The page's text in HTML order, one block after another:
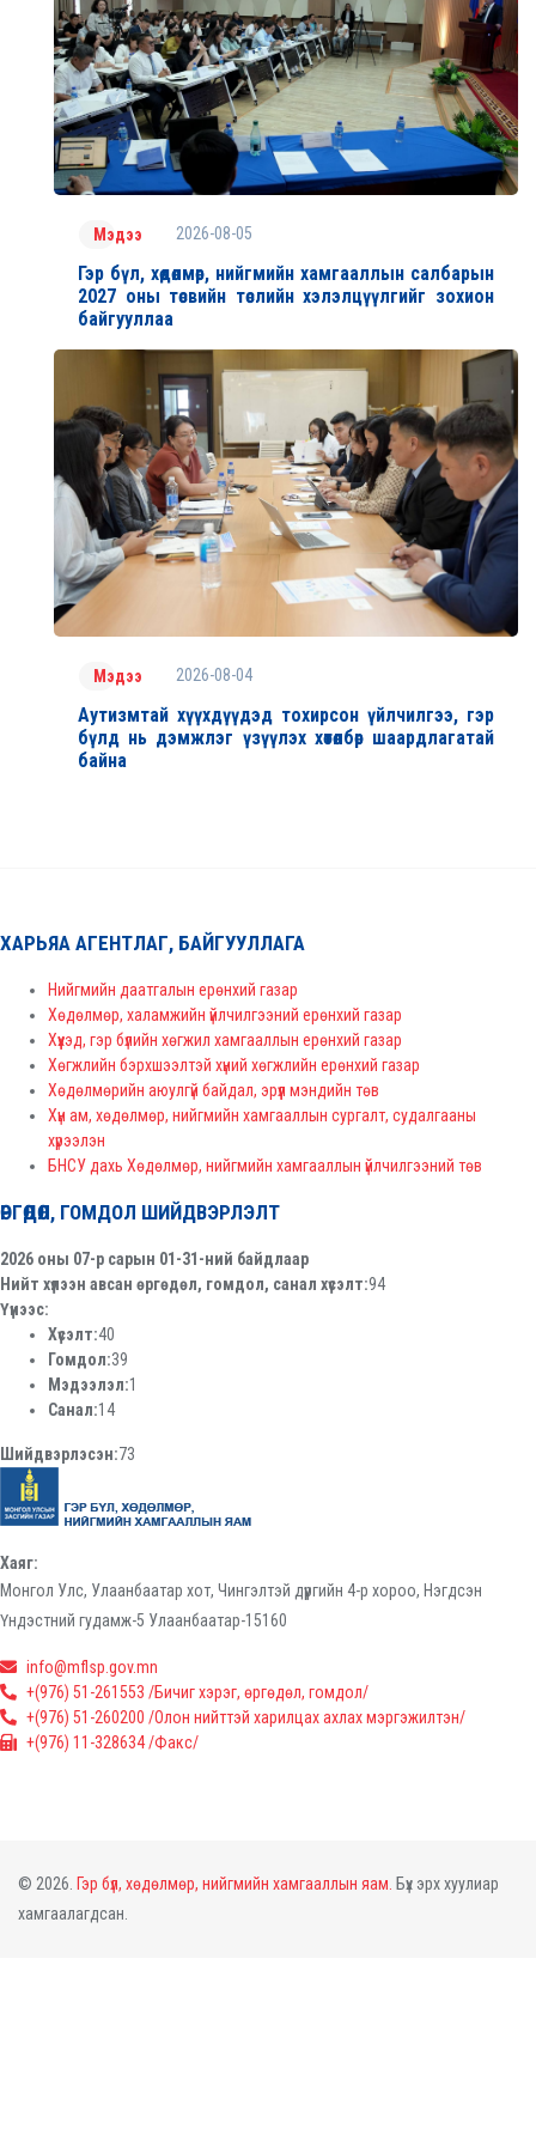
Мэдээ 2026-08-05
Гэр бүл, хөдөлмөр, нийгмийн хамгааллын салбарын
2027 оны төсвийн төслийн хэлэлцүүлгийг зохион
байгууллаа
Мэдээ 2026-08-04
Аутизмтай хүүхдүүдэд тохирсон үйлчилгээ, гэр
бүлд нь дэмжлэг үзүүлэх хөтөлбөр шаардлагатай
байна
ХАРЬЯА АГЕНТЛАГ, БАЙГУУЛЛАГА
Нийгмийн даатгалын ерөнхий газар
Хөдөлмөр, халамжийн үйлчилгээний ерөнхий газар
Хүүхэд, гэр бүлийн хөгжил хамгааллын ерөнхий газар
Хөгжлийн бэрхшээлтэй хүний хөгжлийн ерөнхий газар
Хөдөлмөрийн аюулгүй байдал, эрүүл мэндийн төв
Хүн ам, хөдөлмөр, нийгмийн хамгааллын сургалт, судалгааны
хүрээлэн
БНСУ дахь Хөдөлмөр, нийгмийн хамгааллын үйлчилгээний төв
ӨРГӨДӨЛ, ГОМДОЛ ШИЙДВЭРЛЭЛТ
2026 оны 07-р сарын 01-31-ний байдлаар
Нийт хүлээн авсан өргөдөл, гомдол, санал хүсэлт:94
Үүнээс:
Хүсэлт:40
Гомдол:39
Мэдээлэл:1
Санал:14
Шийдвэрлэсэн:73
Хаяг:
Монгол Улс, Улаанбаатар хот, Чингэлтэй дүүргийн 4-р хороо, Нэгдсэн
Үндэстний гудамж-5 Улаанбаатар-15160
info@mflsp.gov.mn
+(976) 51-261553 /Бичиг хэрэг, өргөдөл, гомдол/
+(976) 51-260200 /Олон нийттэй харилцах ахлах мэргэжилтэн/
+(976) 11-328634 /Факс/
© 2026. Гэр бүл, хөдөлмөр, нийгмийн хамгааллын яам. Бүх эрх хуулиар
хамгаалагдсан.